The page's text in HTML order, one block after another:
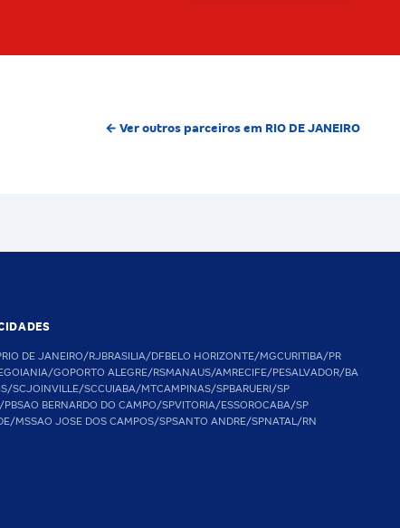
← Ver outros parceiros em RIO DE JANEIRO
RIO DE JANEIRO/RJBRASILIA/DFBELO HORIZONTE/MGCURITIBA/PR
GOIANIA/GOPORTO ALEGRE/RSMANAUS/AMRECIFE/PESALVADOR/BA
SCJOINVILLE/SCCUIABA/MTCAMPINAS/SPBARUERI/SP
PBSAO BERNARDO DO CAMPO/SPVITORIA/ESSOROCABA/SP
MSSAO JOSE DOS CAMPOS/SPSANTO ANDRE/SPNATAL/RN